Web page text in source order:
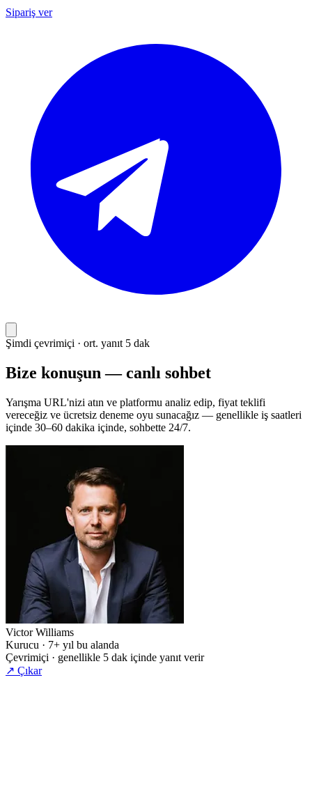
Sipariş ver
Şimdi çevrimiçi · ort. yanıt 5 dak
Bize konuşun — canlı sohbet
Yarışma URL'nizi atın ve platformu analiz edip, fiyat teklifi
vereceğiz ve ücretsiz deneme oyu sunacağız — genellikle iş saatleri
içinde 30–60 dakika içinde, sohbette 24/7.
Victor Williams
Kurucu · 7+ yıl bu alanda
Çevrimiçi · genellikle 5 dak içinde yanıt verir
↗ Çıkar